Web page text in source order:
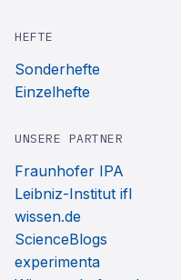
HEFTE
Sonderhefte
Einzelhefte
UNSERE PARTNER
Fraunhofer IPA
Leibniz-Institut ifl
wissen.de
ScienceBlogs
experimenta